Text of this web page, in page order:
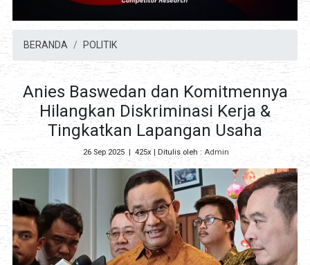
BERANDA POLITIK
Anies Baswedan dan Komitmennya
Hilangkan Diskriminasi Kerja &
Tingkatkan Lapangan Usaha
26 Sep 2025| 425x | Ditulis oleh : Admin